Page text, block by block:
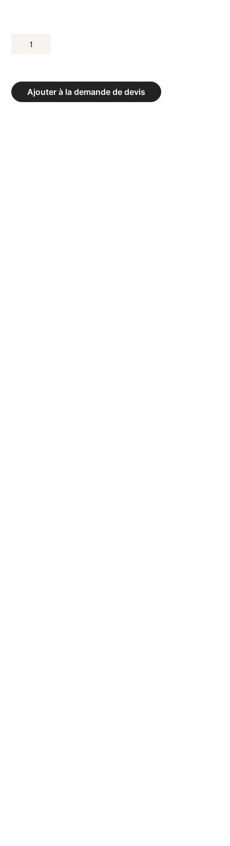
Ajouter à la demande de devis
QUANTITÉ
TAPIS
ANTI-